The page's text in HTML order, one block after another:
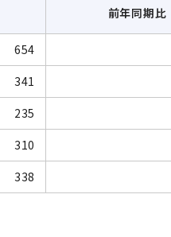
前年同期比
654
341
235
310
338